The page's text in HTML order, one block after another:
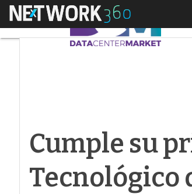
Menú
Cumple su
Tecnológico